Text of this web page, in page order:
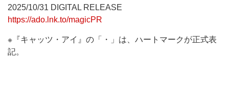
2025/10/31 DIGITAL RELEASE
https://ado.lnk.to/magicPR
※『キャッツ・アイ』の「・」は、ハートマークが正式表
記。